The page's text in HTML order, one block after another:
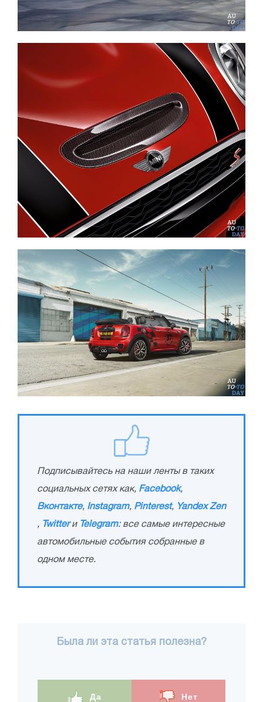
Подписывайтесь на наши ленты в таких
социальных сетях как, Facebook,
Вконтакте, Instagram, Pinterest, Yandex Zen
, Twitterи Telegram: все самые интересные
автомобильные события собранные в
одном месте.
Была ли эта статья полезна?
Да Нет